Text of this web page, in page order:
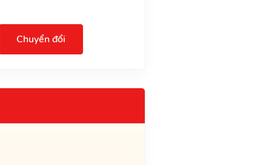
Chuyển đổi